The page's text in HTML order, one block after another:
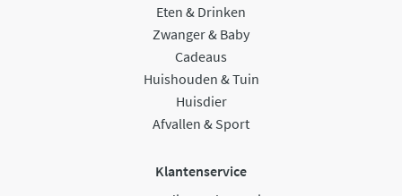
Eten & Drinken
Zwanger & Baby
Cadeaus
Huishouden & Tuin
Huisdier
Afvallen & Sport
Klantenservice